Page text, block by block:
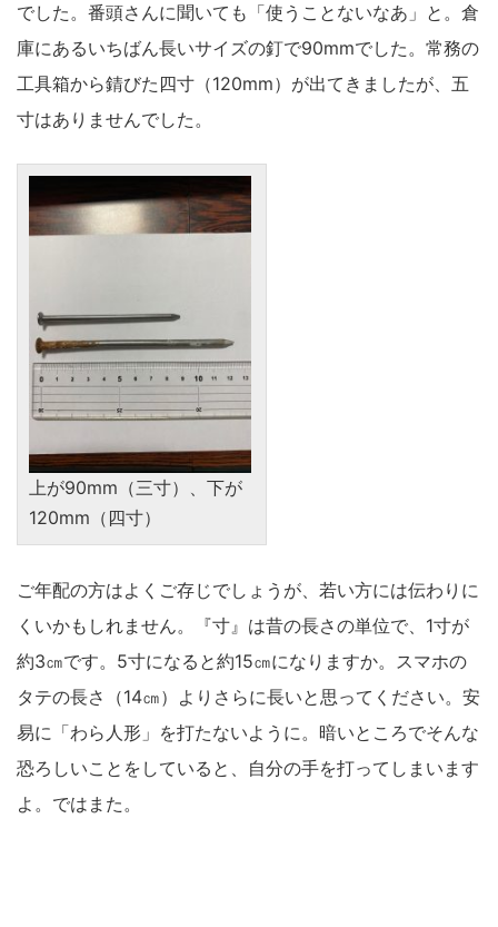
でした。番頭さんに聞いても「使うことないなあ」と。倉
庫にあるいちばん長いサイズの釘で90mmでした。常務の
工具箱から錆びた四寸（120mm）が出てきましたが、五
寸はありませんでした。
上が90mm（三寸）、下が
120mm（四寸）
ご年配の方はよくご存じでしょうが、若い方には伝わりに
くいかもしれません。『寸』は昔の長さの単位で、1寸が
約3㎝です。5寸になると約15㎝になりますか。スマホの
タテの長さ（14㎝）よりさらに長いと思ってください。安
易に「わら人形」を打たないように。暗いところでそんな
恐ろしいことをしていると、自分の手を打ってしまいます
よ。ではまた。